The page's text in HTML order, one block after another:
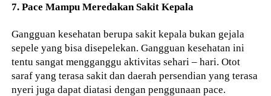
7. Pace Mampu Meredakan Sakit Kepala
Gangguan kesehatan berupa sakit kepala bukan gejala
sepele yang bisa disepelekan. Gangguan kesehatan ini
tentu sangat mengganggu aktivitas sehari – hari. Otot
saraf yang terasa sakit dan daerah persendian yang terasa
nyeri juga dapat diatasi dengan penggunaan pace.